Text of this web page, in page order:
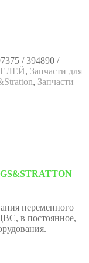
/ 394890 /
, Запчасти для
, Запчасти
переменного
в постоянное,